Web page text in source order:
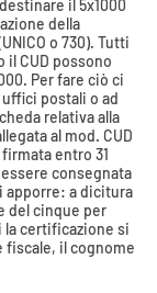
il 5x1000
della
o 730). Tutti
il CUD possono
Per fare ciò ci
postali o ad
relativa alla
al mod. CUD
entro 31
consegnata
apporre: a dicitura
del cinque per
la certificazione si
il cognome